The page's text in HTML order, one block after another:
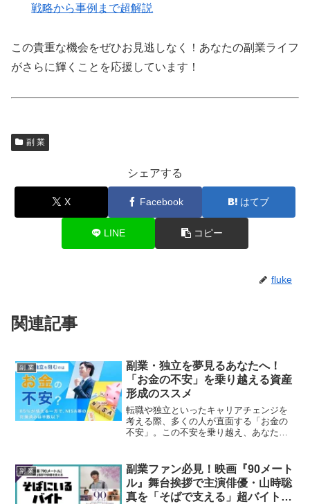
戦略から事例まで超解説
この貴重な機会をぜひお見逃しなく！あなたの副業ライフ
がさらに輝くことを応援しています！
副 業
シェアする
X Facebook はてブ
LINE コピー
fluke
関連記事
副 業
副業・独立を夢見るあなたへ！
「お金の不安」を乗り越える資産
形成のススメ
転職や独立といったキャリアチェンジを
考える際、多くの人が直面する「お金の
不安」。この不安を乗り越え、あなたの
さんにわかりやすく解説します。NISAな
どの具体的な対策にも注目し、あなたの
「推し活」を全力で応援します！
副 業
副業ファン必見！映画『90メート
ル』舞台挨拶で主演俳優・山時聡
真を「そばで支える」超バイトが